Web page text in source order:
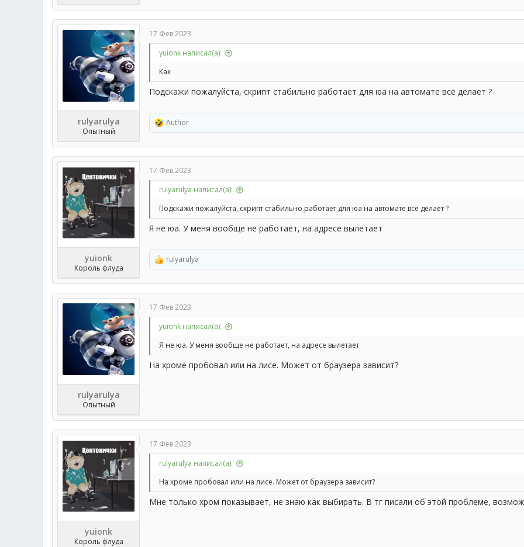
rulyarulya
Опытный
17 Фев 2023
yuionk написал(а):
Как
Подскажи пожалуйста, скрипт стабильно работает для юа на автомате всё делает ?
Р
е
а
к
и
и
Author
yuionk
Король флуда
17 Фев 2023
rulyarulya написал(а):
Подскажи пожалуйста, скрипт стабильно работает для юа на автомате всё делает ?
Я не юа. У меня вообще не работает, на адресе вылетает
Р
е
а
к
и
и
rulyarulya
rulyarulya
Опытный
17 Фев 2023
yuionk написал(а):
Я не юа. У меня вообще не работает, на адресе вылетает
На хроме пробовал или на лисе. Может от браузера зависит?
yuionk
Король флуда
17 Фев 2023
rulyarulya написал(а):
На хроме пробовал или на лисе. Может от браузера зависит?
Мне только хром показывает, не знаю как выбирать. В тг писали об этой проблеме,